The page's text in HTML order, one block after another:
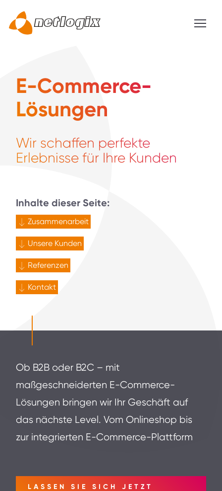
E-Commerce-
Lösungen
Wir schaffen perfekte
Erlebnisse für Ihre Kunden
Inhalte dieser Seite:
Zusammenarbeit
Unsere Kunden
Referenzen
Kontakt
Ob B2B oder B2C – mit
maßgeschneiderten E-Commerce-
Lösungen bringen wir Ihr Geschäft auf
das nächste Level. Vom Onlineshop bis
zur integrierten E-Commerce-Plattform
LASSEN SIE SICH JETZT